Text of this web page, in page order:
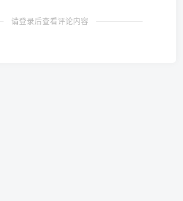
请登录后查看评论内容